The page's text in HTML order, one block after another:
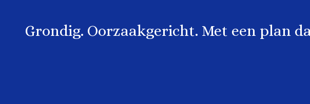
Grondig. Oorzaakgericht. Met een plan